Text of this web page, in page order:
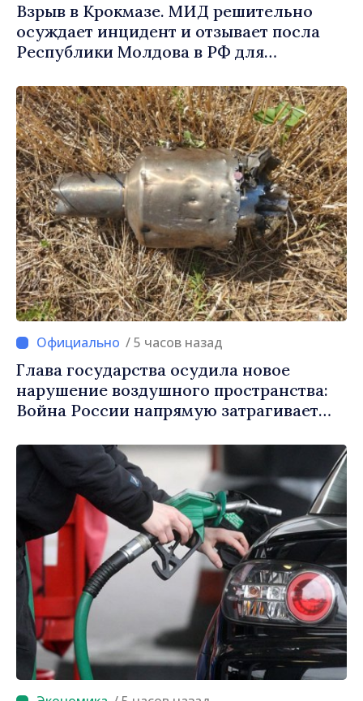
Взрыв в Крокмазе. МИД решительно
осуждает инцидент и отзывает посла
Республики Молдова в РФ для
/ 5 часов назад
Глава государства осудила новое
нарушение воздушного пространства:
Война России напрямую затрагивает